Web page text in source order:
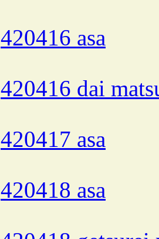
420416 asa
420416 dai
420417 asa
420418 asa